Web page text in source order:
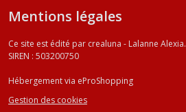
Mentions légales
Ce site est édité par crealuna - Lalanne Alexia.
SIREN : 503200750
Hébergement via eProShopping
Gestion des cookies